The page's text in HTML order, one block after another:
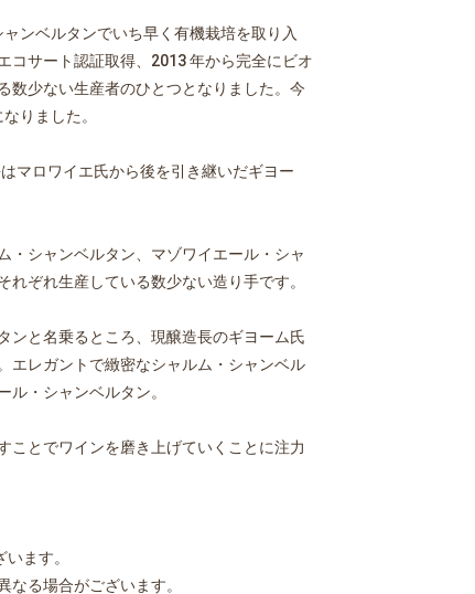
ンベルタンでいち早く有機栽培を取り入
コサート認証取得、2013 年から完全にビオ
数少ない生産者のひとつとなりました。今
りました。
マロワイエ氏から後を引き継いだギヨー
・シャンベルタン、マゾワイエール・シャ
ぞれ生産している数少ない造り手です。
ンと名乗るところ、現醸造長のギヨーム氏
エレガントで緻密なシャルム・シャンベル
・シャンベルタン。
ことでワインを磨き上げていくことに注力
ます。
る場合がございます。